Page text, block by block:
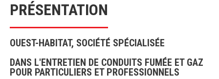
PRÉSENTATION
OUEST-HABITAT, SOCIÉTÉ SPÉCIALISÉE
DANS L'ENTRETIEN DE CONDUITS FUMÉE ET GAZ
POUR PARTICULIERS ET PROFESSIONNELS